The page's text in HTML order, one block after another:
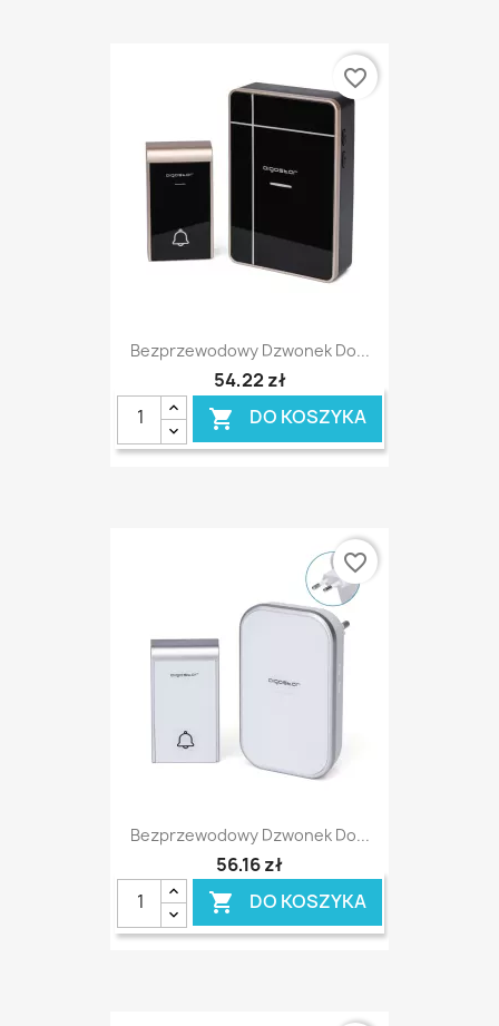
Bezprzewodowy Dzwonek Do...
54,22 zł
 DO KOSZYKA
favorite_border
Bezprzewodowy Dzwonek Do...
56,16 zł
 DO KOSZYKA
favorite_border